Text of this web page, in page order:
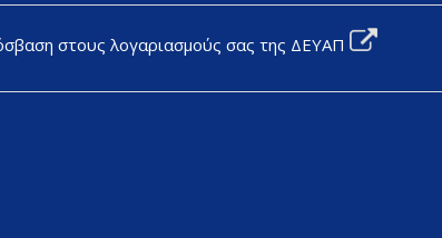
στους λογαριασμούς σας της ΔΕΥΑΠ